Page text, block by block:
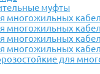
муфты
многожильных
многожильных
многожильных
многожильных
для